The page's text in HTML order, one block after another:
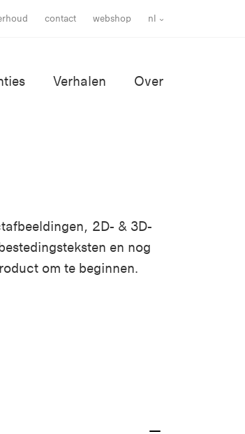
contact webshop nl
Verhalen Over
2D- & 3D-
en nog
om te beginnen.